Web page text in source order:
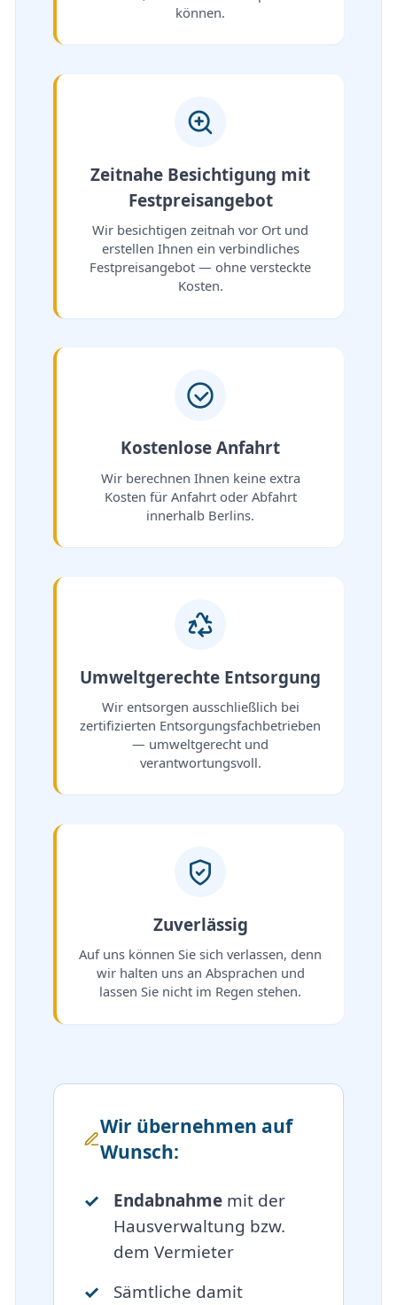
können.
Zeitnahe Besichtigung mit
Festpreisangebot
Wir besichtigen zeitnah vor Ort und
erstellen Ihnen ein verbindliches
Festpreisangebot — ohne versteckte
Kosten.
Kostenlose Anfahrt
Wir berechnen Ihnen keine extra
Kosten für Anfahrt oder Abfahrt
innerhalb Berlins.
Umweltgerechte Entsorgung
Wir entsorgen ausschließlich bei
zertifizierten Entsorgungsfachbetrieben
— umweltgerecht und
verantwortungsvoll.
Zuverlässig
Auf uns können Sie sich verlassen, denn
wir halten uns an Absprachen und
lassen Sie nicht im Regen stehen.
Wir übernehmen auf
Wunsch:
Endabnahmemit der
Hausverwaltung bzw.
dem Vermieter
Sämtliche damit